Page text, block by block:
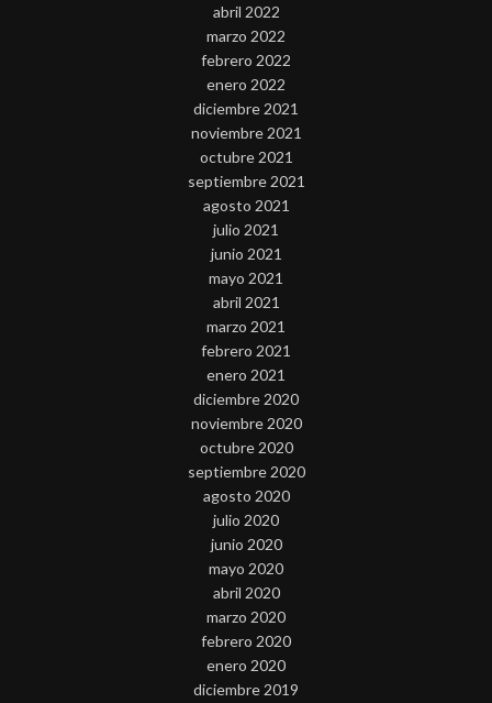
abril 2022
marzo 2022
febrero 2022
enero 2022
diciembre 2021
noviembre 2021
octubre 2021
septiembre 2021
agosto 2021
julio 2021
junio 2021
mayo 2021
abril 2021
marzo 2021
febrero 2021
enero 2021
diciembre 2020
noviembre 2020
octubre 2020
septiembre 2020
agosto 2020
julio 2020
junio 2020
mayo 2020
abril 2020
marzo 2020
febrero 2020
enero 2020
diciembre 2019